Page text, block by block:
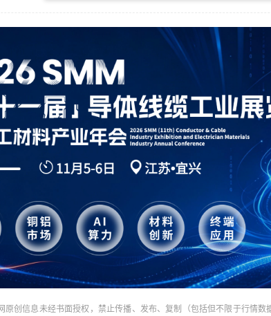
原创信息未经书面授权，禁止传播、发布、复制（包括但不限于行情数